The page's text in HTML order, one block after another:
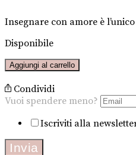
Insegnare con amore è
Disponibile
CUORE
L'AMORE
INSEGNA
Aggiungi al carrello
Condividi
Vuoi spendere meno?
spendere
Vuoi
Iscriviti alla
Invia